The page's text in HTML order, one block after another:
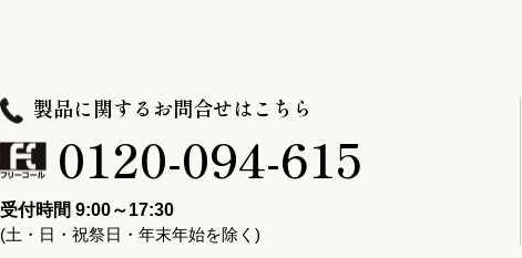
製品に関するお問合せはこちら
0120-094-615
受付時間 9:00～17:30
(土・日・祝祭日・年末年始を除く)